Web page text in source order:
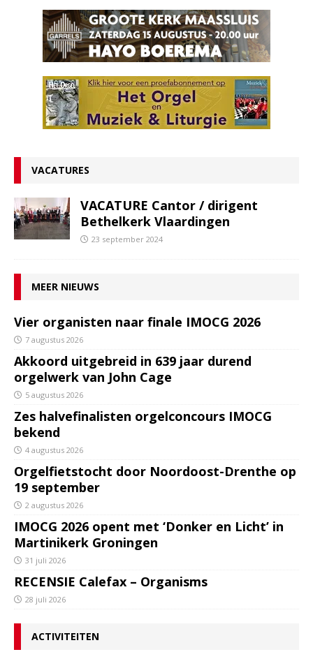
VACATURES
VACATURE Cantor / dirigent
Bethelkerk Vlaardingen
23 september 2024
MEER NIEUWS
Vier organisten naar finale IMOCG 2026
7 augustus 2026
Akkoord uitgebreid in 639 jaar durend
orgelwerk van John Cage
5 augustus 2026
Zes halvefinalisten orgelconcours IMOCG
bekend
4 augustus 2026
Orgelfietstocht door Noordoost-Drenthe op
19 september
2 augustus 2026
IMOCG 2026 opent met ‘Donker en Licht’ in
Martinikerk Groningen
31 juli 2026
RECENSIE Calefax – Organisms
28 juli 2026
ACTIVITEITEN